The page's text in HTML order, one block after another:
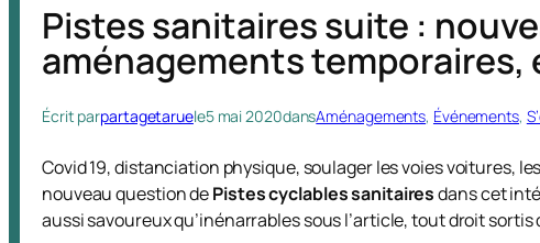
Pistes sanitaires suite :
aménagements
Écrit parpartagetaruele5 mai 2020dansAménagements, Événements,
Covid 19, distanciation physique, soulager les voies voitures,
nouveau question dePistes cyclables sanitairesdans cet
aussi savoureux qu’inénarrables sous l’article, tout droit